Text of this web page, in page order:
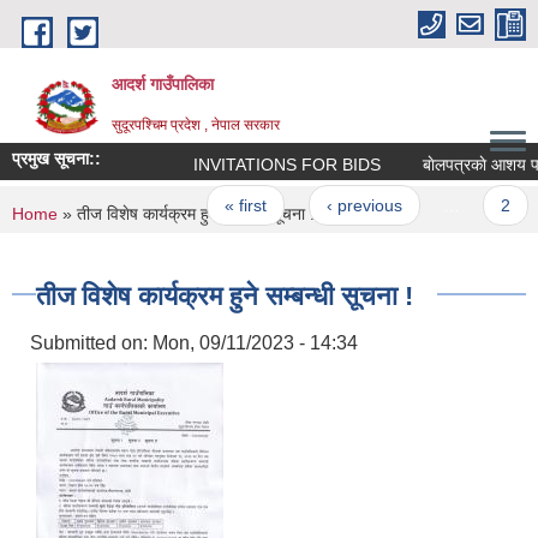
Skip to main content
आदर्श गाउँपालिका
सुदूरपश्चिम प्रदेश , नेपाल सरकार
प्रमुख सूचना:: INVITATIONS FOR BIDS बाेलपत्रकाे आशय पत्र
Pages
« first ‹ previous
You are here
Home » तीज विशेष कार्यक्रम हुने सम्बन्धी सूचना !
तीज विशेष कार्यक्रम हुने सम्बन्धी सूचना !
Submitted on: Mon, 09/11/2023 - 14:34